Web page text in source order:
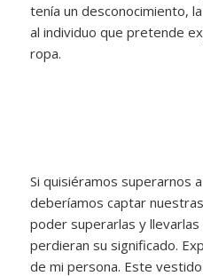
tenía un desconocimiento,
al individuo que pretende
ropa.
Si quisiéramos superarnos
deberíamos captar
poder superarlas y llevarlas
perdieran su significado.
de mi persona. Este